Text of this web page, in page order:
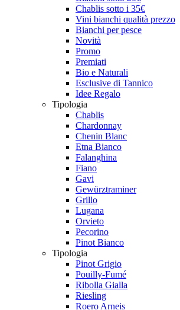
Chablis sotto i 35€
Vini bianchi qualità prezzo
Bianchi per pesce
Novità
Promo
Premiati
Bio e Naturali
Esclusive di Tannico
Idee Regalo
Tipologia
Chablis
Chardonnay
Chenin Blanc
Etna Bianco
Falanghina
Fiano
Gavi
Gewürztraminer
Grillo
Lugana
Orvieto
Pecorino
Pinot Bianco
Tipologia
Pinot Grigio
Pouilly-Fumé
Ribolla Gialla
Riesling
Roero Arneis